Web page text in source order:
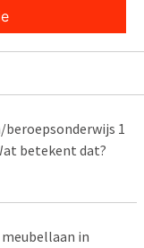
1
betekent dat?
in